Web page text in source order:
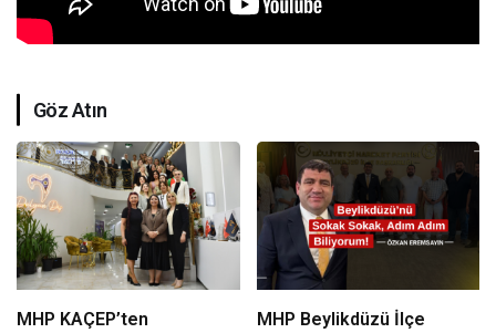
Göz Atın
MHP KAÇEP’ten
MHP Beylikdüzü İlçe